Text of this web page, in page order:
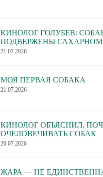
КИНОЛОГ ГОЛУБЕВ:
ПОДВЕРЖЕНЫ
21.07.2026
МОЯ ПЕРВАЯ СОБАКА
21.07.2026
КИНОЛОГ ОБЪЯСНИЛ,
ОЧЕЛОВЕЧИВАТЬ СОБАК
20.07.2026
ЖАРА — НЕ